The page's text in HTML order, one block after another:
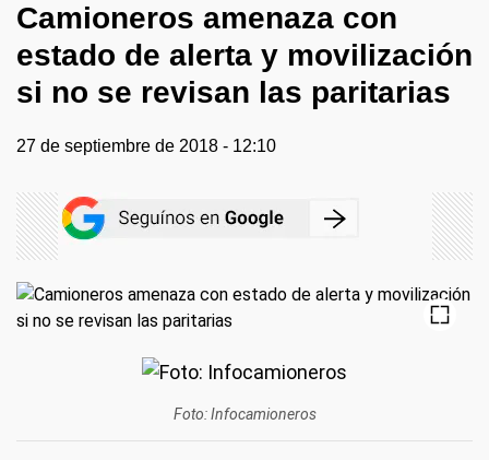
Camioneros amenaza con
estado de alerta y movilización
si no se revisan las paritarias
27 de septiembre de 2018 - 12:10
Foto: Infocamioneros